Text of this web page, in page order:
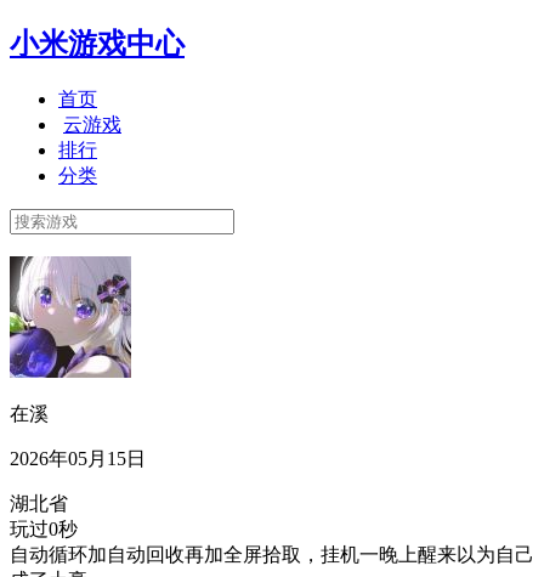
小米游戏中心
首页
云游戏
排行
分类
在溪
2026年05月15日
湖北省
玩过0秒
自动循环加自动回收再加全屏拾取，挂机一晚上醒来以为自己